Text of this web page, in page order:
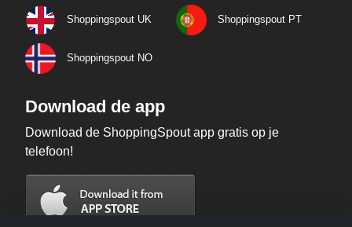
Shoppingspout UK Shoppingspout PT
Shoppingspout NO
Download de app
Download de ShoppingSpout app gratis op je
telefoon!